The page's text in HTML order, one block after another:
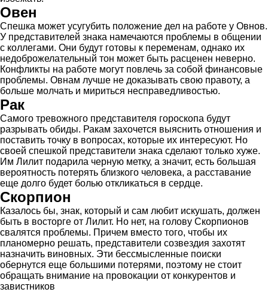
Овен
Спешка может усугубить положение дел на работе у Овнов.
У представителей знака намечаются проблемы в общении
с коллегами. Они будут готовы к переменам, однако их
недоброжелательный тон может быть расценен неверно.
Конфликты на работе могут повлечь за собой финансовые
проблемы. Овнам лучше не доказывать свою правоту, а
больше молчать и мириться несправедливостью.
Рак
Самого тревожного представителя гороскопа будут
разрывать обиды. Ракам захочется выяснить отношения и
поставить точку в вопросах, которые их интересуют. Но
своей спешкой представители знака сделают только хуже.
Им Лилит подарила черную метку, а значит, есть большая
вероятность потерять близкого человека, а расставание
еще долго будет болью откликаться в сердце.
Скорпион
Казалось бы, знак, который и сам любит искушать, должен
быть в восторге от Лилит. Но нет, на голову Скорпионов
свалятся проблемы. Причем вместо того, чтобы их
планомерно решать, представители созвездия захотят
назначить виновных. Эти бессмысленные поиски
обернутся еще большими потерями, поэтому не стоит
обращать внимание на провокации от конкурентов и
завистников